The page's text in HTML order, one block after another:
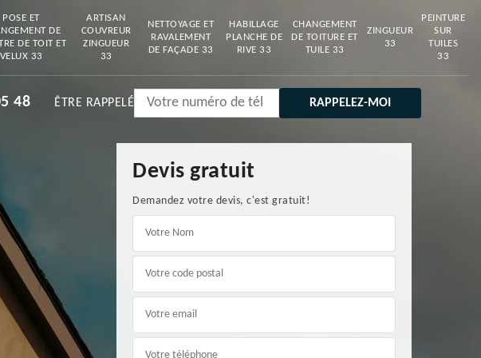
POSE ET
DE
DE TOIT ET
VELUX 33
ARTISAN
COUVREUR
ZINGUEUR
33
NETTOYAGE ET
RAVALEMENT
DE FAÇADE 33
HABILLAGE
PLANCHE DE
RIVE 33
CHANGEMENT
DE TOITURE ET
TUILE 33
ZINGUEUR
33
PEINTURE
SUR
TUILES
33
48 ÊTRE RAPPELÉ
Devis gratuit
Demandez votre devis, c'est gratuit!